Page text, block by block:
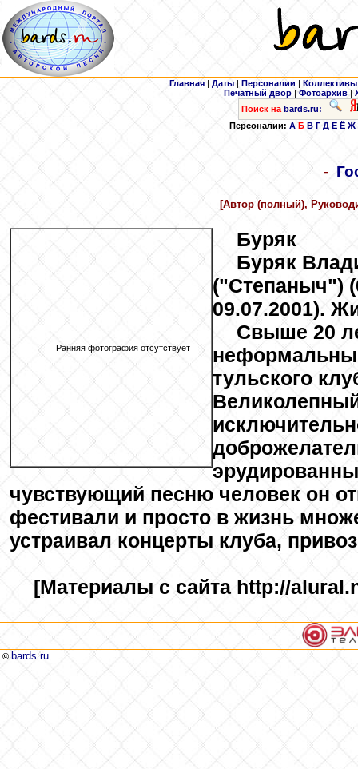
Главная | Даты | Персоналии | Коллективы
Печатный двор |Фотоархив |
Поиск на bards.ru:
Персоналии: А Б В Г Д Е Ё Ж
-
[Автор (полный),
Ранняя фотография отсутствует
Буряк
Буряк
("Степаныч")
09.07.2001).
Свыше 20
тульского
чувствующий песню человек он
фестивали и просто в жизнь
устраивал концерты клуба,
[Материалы с сайта http://
© bards.ru